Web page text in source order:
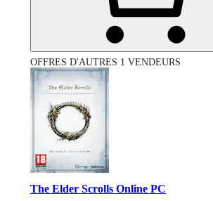
OFFRES D'AUTRES 1 VENDEURS
The Elder Scrolls Online PC